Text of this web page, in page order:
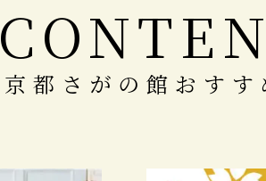
京都さがの館おすす